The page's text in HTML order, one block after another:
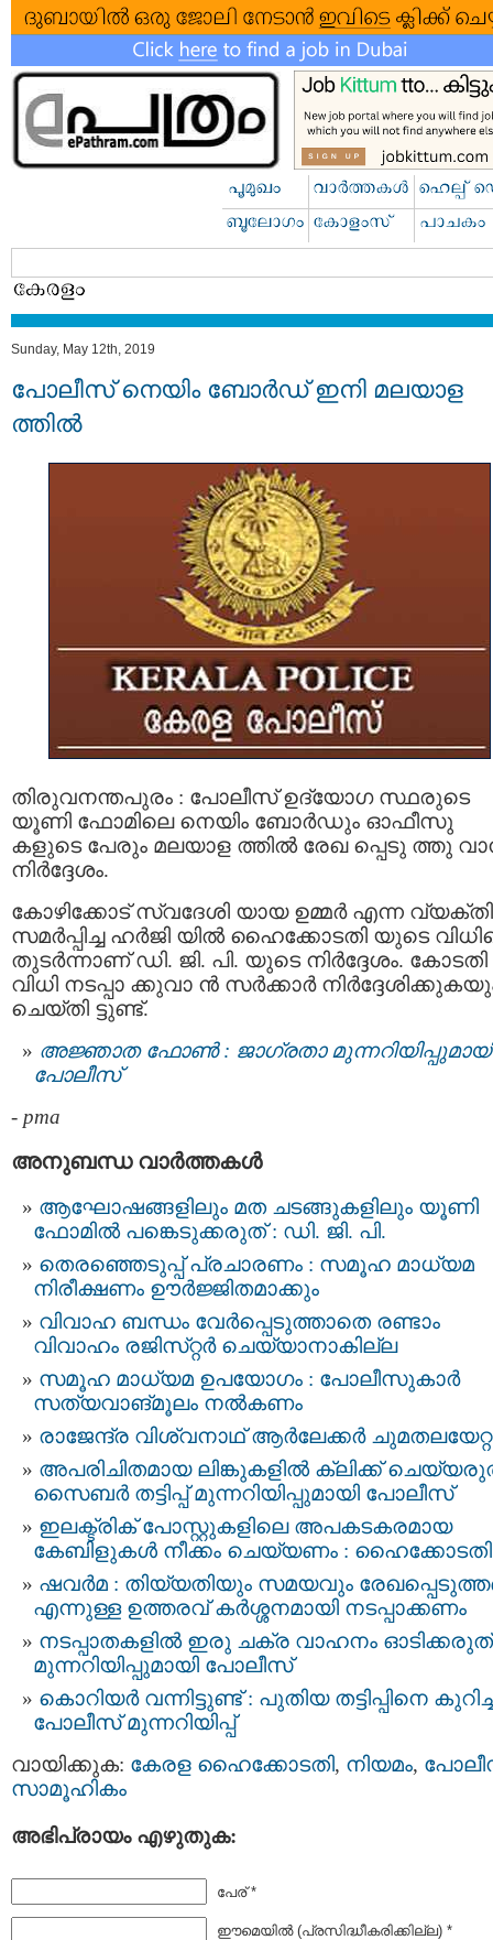
Sunday, May 12th, 2019
പോലീസ് നെയിം ബോർഡ് ഇനി മലയാള
ത്തിൽ
തിരുവനന്തപുരം : പോലീസ് ഉദ്യോഗ സ്ഥരുടെ
യൂണി ഫോമിലെ നെയിം ബോർഡും ഓഫീസു
കളുടെ പേരും മലയാള ത്തിൽ രേഖ പ്പെടു ത്തു
നിര്‍ദ്ദേശം.
കോഴിക്കോട് സ്വദേശി യായ ഉമ്മർ എന്ന വ്യക്തി
സമർപ്പിച്ച ഹർജി യിൽ ഹൈക്കോടതി യുടെ
തുടർന്നാണ് ഡി. ജി. പി. യുടെ നിർദ്ദേശം. കോടതി
വിധി നടപ്പാ ക്കുവാ ൻ സർക്കാർ
ചെയ്തി ട്ടുണ്ട്.
അജ്ഞാത ഫോണ്‍ : ജാഗ്രതാ
പോലീസ്
- pma
അനുബന്ധ വാര്‍ത്തകള്‍
ആഘോഷങ്ങളിലും മത ചടങ്ങുകളിലും യൂണി
ഫോമിൽ പങ്കെടുക്കരുത് : ഡി. ജി. പി.
തെരഞ്ഞെടുപ്പ് പ്രചാരണം : സമൂഹ മാധ്യമ
നിരീക്ഷണം ഊർജ്ജിതമാക്കും
വിവാഹ ബന്ധം വേർപ്പെടുത്താതെ രണ്ടാം
വിവാഹം രജിസ്‌റ്റർ ചെയ്യാനാകില്ല
സമൂഹ മാധ്യമ ഉപയോഗം : പോലീസുകാർ
സത്യവാങ്മൂലം നൽകണം
രാജേന്ദ്ര വിശ്വനാഥ് ആർലേക്കർ
അപരിചിതമായ ലിങ്കുകളിൽ ക്ലിക്ക്
സൈബർ തട്ടിപ്പ് മുന്നറിയിപ്പുമായി പോലീസ്
ഇലക്ട്രിക് പോസ്റ്റുകളിലെ അപകടകരമായ
കേബിളുകള്‍ നീക്കം ചെയ്യണം : ഹൈക്കോടതി
ഷവർമ : തിയ്യതിയും സമയവും
എന്നുള്ള ഉത്തരവ് കർശ്ശനമായി നടപ്പാക്കണം
നടപ്പാതകളിൽ ഇരു ചക്ര വാഹനം ഓടിക്കരുത്
മുന്നറിയിപ്പുമായി പോലീസ്
കൊറിയർ വന്നിട്ടുണ്ട് : പുതിയ തട്ടിപ്പിനെ
പോലീസ് മുന്നറിയിപ്പ്
വായിക്കുക: കേരള ഹൈക്കോടതി, നിയമം,
സാമൂഹികം
അഭിപ്രായം എഴുതുക:
പേര് *
ഈമെയില്‍ (പ്രസിദ്ധീകരിക്കില്ല) *